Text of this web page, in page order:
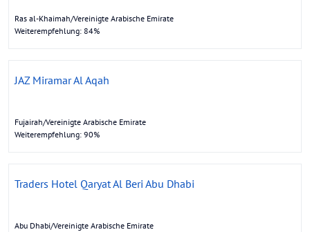
Ras al-Khaimah/Vereinigte Arabische Emirate
Weiterempfehlung: 84%
JAZ Miramar Al Aqah
Fujairah/Vereinigte Arabische Emirate
Weiterempfehlung: 90%
Traders Hotel Qaryat Al Beri Abu Dhabi
Abu Dhabi/Vereinigte Arabische Emirate